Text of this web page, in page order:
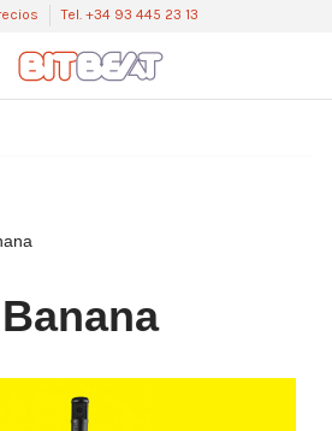
Tel. +34 93 445 23 13